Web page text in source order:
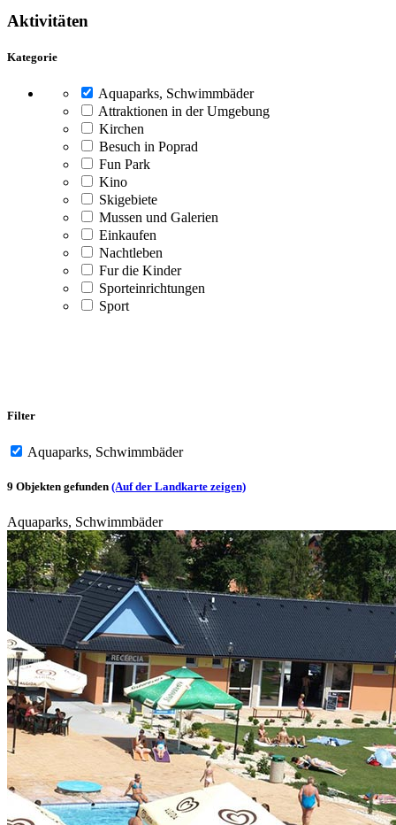
Aktivitäten
Kategorie
Aquaparks, Schwimmbäder
Attraktionen in der Umgebung
Kirchen
Besuch in Poprad
Fun Park
Kino
Skigebiete
Mussen und Galerien
Einkaufen
Nachtleben
Fur die Kinder
Sporteinrichtungen
Sport
Filter
Aquaparks, Schwimmbäder
9 Objekten gefunden (Auf der Landkarte zeigen)
Aquaparks, Schwimmbäder